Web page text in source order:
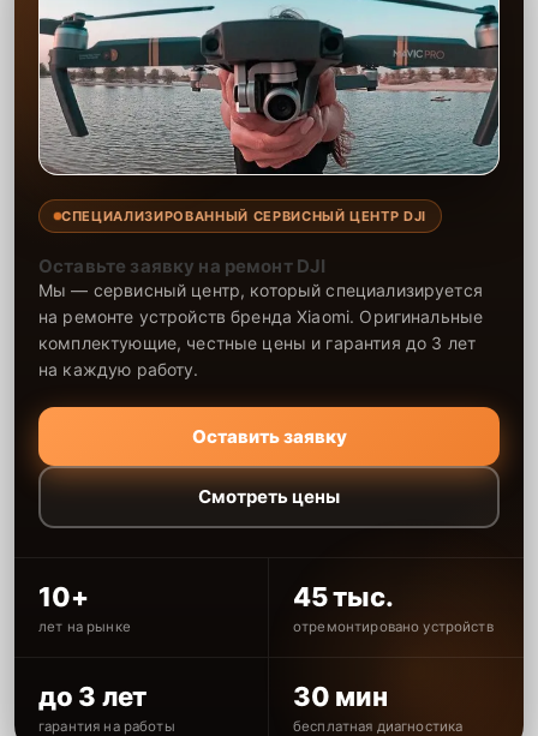
СПЕЦИАЛИЗИРОВАННЫЙ СЕРВИСНЫЙ ЦЕНТР DJI
Оставьте заявку на ремонт DJI
Мы — сервисный центр, который специализируется
на ремонте устройств бренда Xiaomi. Оригинальные
комплектующие, честные цены и гарантия до 3 лет
на каждую работу.
Оставить заявку
Смотреть цены
10+
лет на рынке
45 тыс.
отремонтировано устройств
до 3 лет
гарантия на работы
30 мин
бесплатная диагностика